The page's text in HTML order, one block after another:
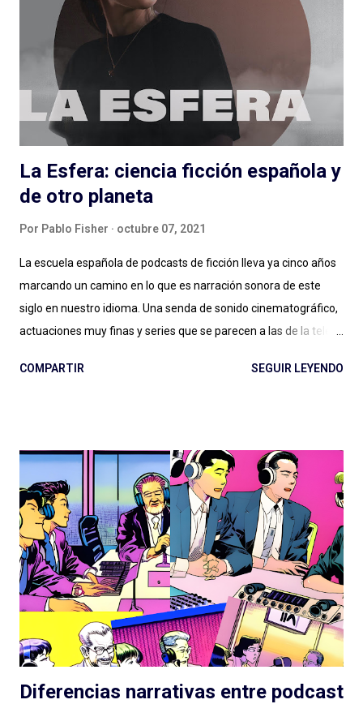
ciclo, funciona muy bien lo que hacen Alejandro Cardona y
Sebastián Rojas en este podcast que parece de conversación
pero (por suerte) no lo es. Muchos minutos de entrevista
condensados en alrededor de una hora (y monedas) con
personas que podés conocer de una cosa y nos hablan de otra,
de una muy...
La Esfera: ciencia ficción española y
de otro planeta
Por Pablo Fisher octubre 07, 2021
La escuela española de podcasts de ficción lleva ya cinco años
marcando un camino en lo que es narración sonora de este
siglo en nuestro idioma. Una senda de sonido cinematográfico,
actuaciones muy finas y series que se parecen a las de la tele
Apagón en adelante. Ese nivel presupuestario, esa dedicación
del viejo radioteatro. En ese rumbo, La Esfera es la gran
superproducción que entregó Podium Podcast este año, con
una historia (nuevamente) de ciencia ficción que retoma un
tema clásico del género: los OVNIs, la presencia extraterrestre
en nuestro planeta, las conspiraciones gubernamentales y "The
truth is out there" . Tan marcada es la influencia de X-Files en
este podcast que hasta lo celebran con la inclusión de la
COMPARTIR SEGUIR LEYENDO
Diferencias narrativas entre podcast